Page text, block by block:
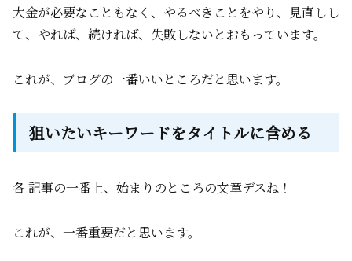
大金が必要なこともなく、やるべきことをやり、見直しし
て、やれば、続ければ、失敗しないとおもっています。
これが、ブログの一番いいところだと思います。
狙いたいキーワードをタイトルに含める
各 記事の一番上、始まりのところの文章デスね！
これが、一番重要だと思います。